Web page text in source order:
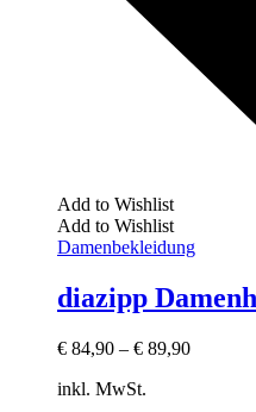
Add to Wishlist
Add to Wishlist
Damenbekleidung
diazipp
€ 84,90 – € 89,90
inkl. MwSt.